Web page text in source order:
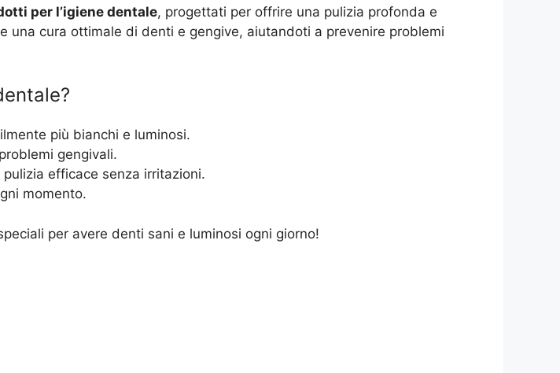
per l’igiene dentale, progettati per offrire una pulizia profonda e
cura ottimale di denti e gengive, aiutandoti a prevenire problemi
più bianchi e luminosi.
gengivali.
efficace senza irritazioni.
momento.
per avere denti sani e luminosi ogni giorno!